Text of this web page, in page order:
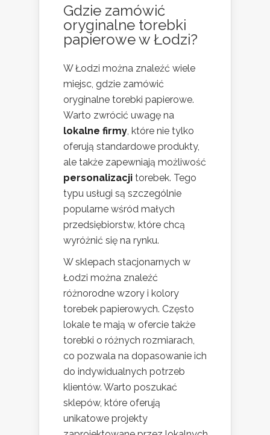
Gdzie zamówić
oryginalne torebki
papierowe w Łodzi?
W Łodzi można znaleźć wiele
miejsc, gdzie zamówić
oryginalne torebki papierowe.
Warto zwrócić uwagę na
lokalne firmy, które nie tylko
oferują standardowe produkty,
ale także zapewniają możliwość
personalizacji torebek. Tego
typu usługi są szczególnie
popularne wśród małych
przedsiębiorstw, które chcą
wyróżnić się na rynku.
W sklepach stacjonarnych w
Łodzi można znaleźć
różnorodne wzory i kolory
torebek papierowych. Często
lokale te mają w ofercie także
torebki o różnych rozmiarach,
co pozwala na dopasowanie ich
do indywidualnych potrzeb
klientów. Warto poszukać
sklepów, które oferują
unikatowe projekty